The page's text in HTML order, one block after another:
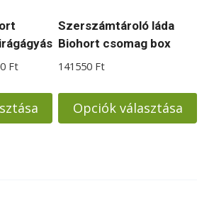
termékoldalon
választhatók
FtÁrtartomány:
-
343000 Ft
Szerszámtároló láda
Biohort csomag box
141550 Ft
Opciók választása